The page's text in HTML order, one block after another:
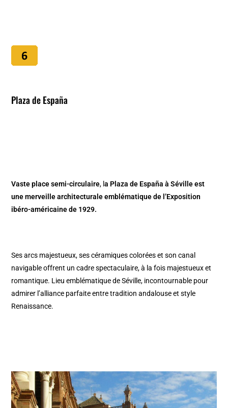
Plaza de España
Vaste place semi-circulaire, la Plaza de España à Séville est
une merveille architecturale emblématique de l’Exposition
ibéro-américaine de 1929.
Ses arcs majestueux, ses céramiques colorées et son canal
navigable offrent un cadre spectaculaire, à la fois majestueux et
romantique. Lieu emblématique de Séville, incontournable pour
admirer l’alliance parfaite entre tradition andalouse et style
Renaissance.